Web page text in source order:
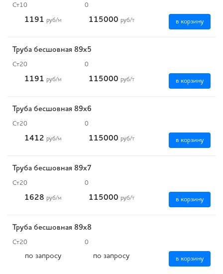
Ст10 0
1191 руб/м 115000 руб/т в корзину
Труба бесшовная 89х5
Ст20 0
1191 руб/м 115000 руб/т в корзину
Труба бесшовная 89х6
Ст20 0
1412 руб/м 115000 руб/т в корзину
Труба бесшовная 89х7
Ст20 0
1628 руб/м 115000 руб/т в корзину
Труба бесшовная 89х8
Ст20 0
по запросу по запросу в корзину